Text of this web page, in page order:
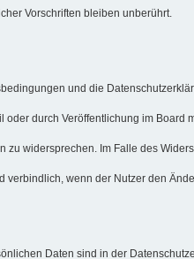
Vorschriften bleiben unberührt.
und die
durch Veröffentlichung im Board
zu widersprechen. Im Falle des
wenn der Nutzer den
Daten sind in der